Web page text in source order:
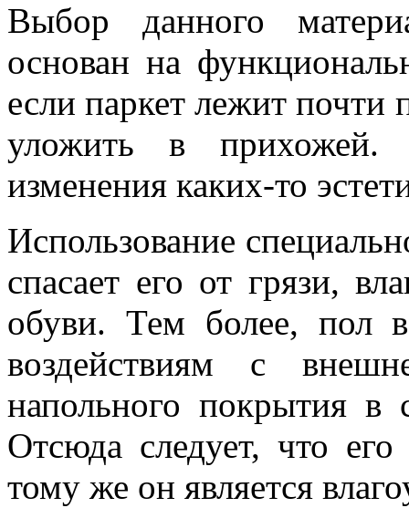
Выбор данного
основан на
если паркет лежит
уложить в
изменения каких-то
Использование
спасает его от грязи,
обуви. Тем более, пол
воздействиям с
напольного покрытия в
Отсюда следует, что
тому же он является